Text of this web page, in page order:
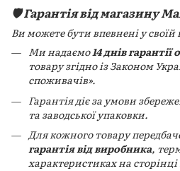
🛡️ Гарантія від магазину
Ви можете бути впевнені у своїй
Ми надаємо14 днів
товару згідно із Законом
споживачів».
Гарантія діє за умови
та заводської упаковки.
Для кожного товару
гарантія від виробника,
характеристиках на